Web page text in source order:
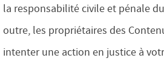
la responsabilité civile et pénale
outre, les propriétaires des
intenter une action en justice à